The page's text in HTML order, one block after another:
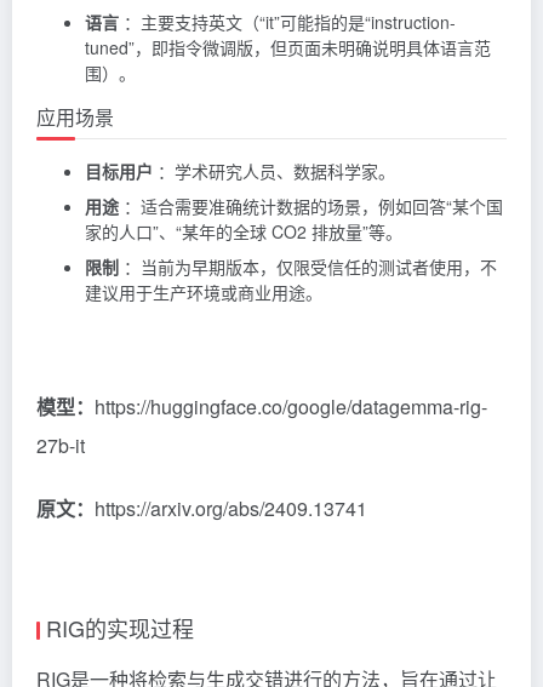
语言 ：主要支持英文（“it”可能指的是“instruction-
tuned”，即指令微调版，但页面未明确说明具体语言范
围）。
应用场景
目标用户 ：学术研究人员、数据科学家。
用途 ：适合需要准确统计数据的场景，例如回答“某个国
家的人口”、“某年的全球 CO2 排放量”等。
限制 ：当前为早期版本，仅限受信任的测试者使用，不
建议用于生产环境或商业用途。
模型： https://huggingface.co/google/datagemma-rig-
27b-it
原文： https://arxiv.org/abs/2409.13741
RIG的实现过程
RIG是一种将检索与生成交错进行的方法，旨在通过让